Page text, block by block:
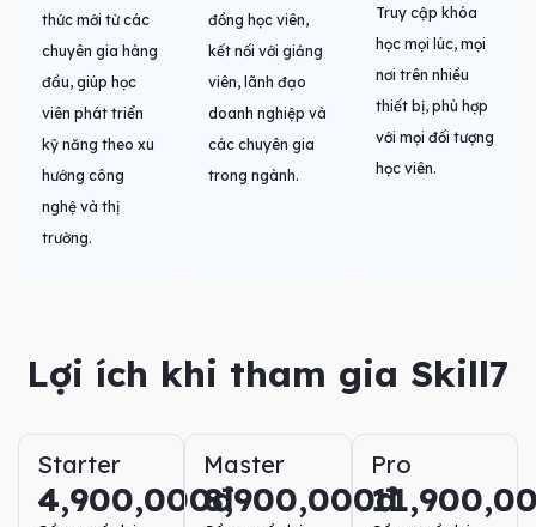
thức mới từ các
chuyên gia hàng
đầu, giúp học
viên phát triển
kỹ năng theo xu
hướng công
nghệ và thị
trường.
đồng học viên,
kết nối với giảng
viên, lãnh đạo
doanh nghiệp và
các chuyên gia
trong ngành.
Truy cập khóa
học mọi lúc, mọi
nơi trên nhiều
thiết bị, phù hợp
với mọi đối tượng
học viên.
Lợi ích khi tham gia Skill7
Starter
4,900,000đ
Master
8,900,000đ
Pro